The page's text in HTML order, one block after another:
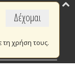
Δέχομαι
χρήση τους.